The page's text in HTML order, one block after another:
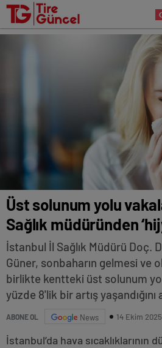
uyarısı
Üst solunum yolu
Sağlık müdüründen
İstanbul İl Sağlık Müdürü Doç.
Güner, sonbaharın gelmesi ve
birlikte kentteki üst solunum
yüzde 8'lik bir artış yaşandığını
ABONE OL News 14 Ekim
İstanbul’da hava